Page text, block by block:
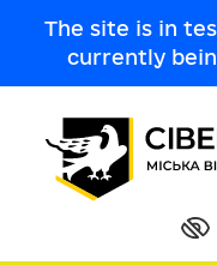
The site is in
currently